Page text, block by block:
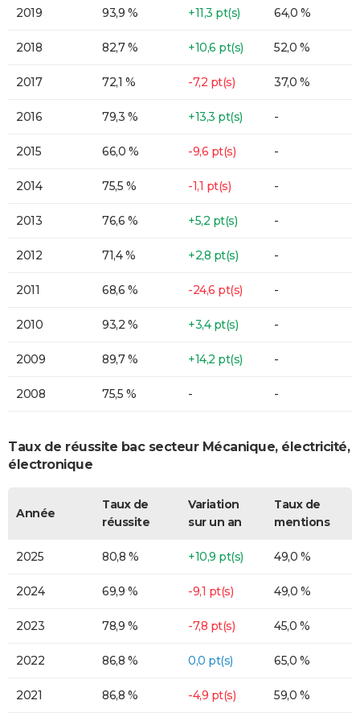
2019 93,9 % +11,3 pt(s) 64,0 %
2018 82,7 % +10,6 pt(s) 52,0 %
2017 72,1 % -7,2 pt(s) 37,0 %
2016 79,3 % +13,3 pt(s) -
2015 66,0 % -9,6 pt(s) -
2014 75,5 % -1,1 pt(s) -
2013 76,6 % +5,2 pt(s) -
2012 71,4 % +2,8 pt(s) -
2011 68,6 % -24,6 pt(s) -
2010 93,2 % +3,4 pt(s) -
2009 89,7 % +14,2 pt(s) -
2008 75,5 % - -
Taux de réussite bac secteur Mécanique, électricité,
électronique
Année
Taux de
réussite
Variation
sur un an
Taux de
mentions
2025 80,8 % +10,9 pt(s) 49,0 %
2024 69,9 % -9,1 pt(s) 49,0 %
2023 78,9 % -7,8 pt(s) 45,0 %
2022 86,8 % 0,0 pt(s) 65,0 %
2021 86,8 % -4,9 pt(s) 59,0 %